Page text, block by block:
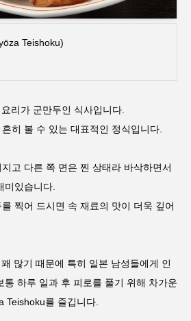
Teishoku)
리가 군만두인 식사입니다.
히 볼 수 있는 대표적인 정식입니다.
고 다른 쪽 면은 찐 상태라 바삭하면서
미있습니다.
찍어 드시면 속 재료의 맛이 더욱 깊어
많기 때문에 특히 일본 남성들에게 인
통 하루 일과 후 피로를 풀기 위해 차가운
Teishoku를 즐깁니다.